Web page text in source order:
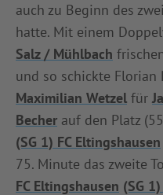
auch zu Beginn des
hatte. Mit einem
Salz / Mühlbach
und so schickte Florian
Maximilian Wetzel für
Becher auf den Platz
(SG 1) FC Eltingshausen
75. Minute das zweite
FC Eltingshausen (SG